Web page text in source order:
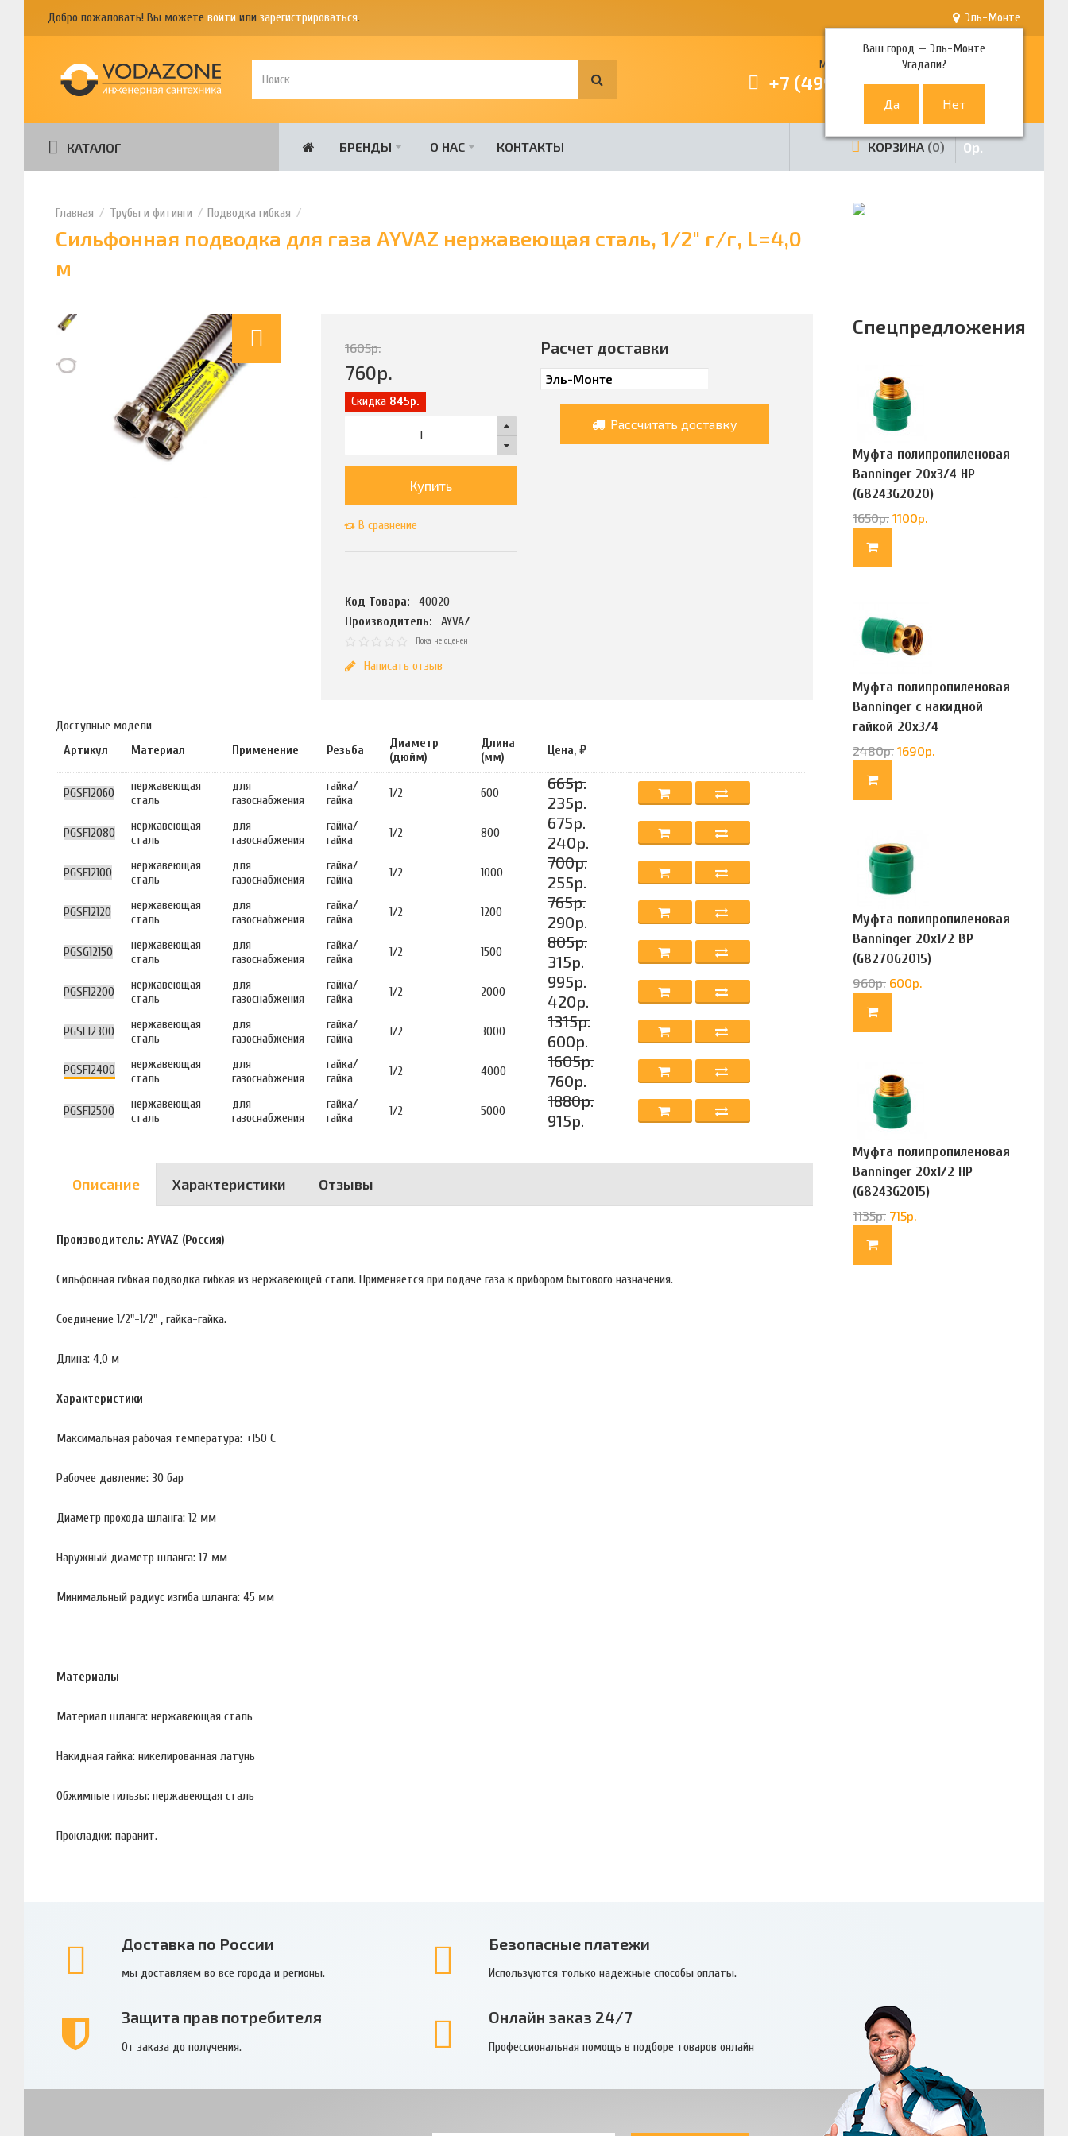
Добро пожаловать! Вы можете войти или зарегистрироваться. Эль-Монте
Ваш город —Эль-Монте
Угадали?
Многоканальный телефон
+7 (499) 380-80-80
КАТАЛОГ БРЕНДЫ О НАС КОНТАКТЫ КОРЗИНА 0 0р.
Трубы и фитинги Подводка гибкая
Сильфонная подводка для газа AYVAZ нержавеющая сталь, 1/2" г/г, L=4,0
м
1605р.
760р.
Скидка 845р.
Купить
В сравнение
Код Товара:
40020
Производитель:
AYVAZ
Пока не оценен
Написать отзыв
Расчет доставки
Рассчитать доставку
Доступные модели
Артикул
Материал Применение Резьба
Диаметр
(дюйм)
Длина
(мм)
Цена, ₽
PGSF12060
нержавеющая
сталь
для
газоснабжения
гайка/
гайка
1/2 600
665р.
235р.
PGSF12080
нержавеющая
сталь
для
газоснабжения
гайка/
гайка
1/2 800
675р.
240р.
PGSF12100
нержавеющая
сталь
для
газоснабжения
гайка/
гайка
1/2 1000
700р.
255р.
PGSF12120
нержавеющая
сталь
для
газоснабжения
гайка/
гайка
1/2 1200
765р.
290р.
PGSG12150
нержавеющая
сталь
для
газоснабжения
гайка/
гайка
1/2 1500
805р.
315р.
PGSF12200
нержавеющая
сталь
для
газоснабжения
гайка/
гайка
1/2 2000
995р.
420р.
PGSF12300
нержавеющая
сталь
для
газоснабжения
гайка/
гайка
1/2 3000
1315р.
600р.
PGSF12400
нержавеющая
сталь
для
газоснабжения
гайка/
гайка
1/2 4000
1605р.
760р.
PGSF12500
нержавеющая
сталь
для
газоснабжения
гайка/
гайка
1/2 5000
1880р.
915р.
Описание Характеристики Отзывы
Производитель: AYVAZ (Россия)
Сильфонная гибкая подводка гибкая из нержавеющей стали. Применяется при подаче газа к прибором бытового назначения.
Соединение 1/2"-1/2" , гайка-гайка.
Длина: 4,0 м
Характеристики
Максимальная рабочая температура: +150 С
Рабочее давление: 30 бар
Диаметр прохода шланга: 12 мм
Наружный диаметр шланга: 17 мм
Минимальный радиус изгиба шланга: 45 мм
Материалы
Материал шланга: нержавеющая сталь
Накидная гайка: никелированная латунь
Обжимные гильзы: нержавеющая сталь
Прокладки: паранит.
Спецпредложения
Муфта полипропиленовая
Banninger 20х3/4 НР
(G8243G2020)
1650р. 1100р.
Муфта полипропиленовая
Banninger с накидной
гайкой 20х3/4
(G83322020)
2480р. 1690р.
Муфта полипропиленовая
Banninger 20х1/2 ВР
(G8270G2015)
960р. 600р.
Муфта полипропиленовая
Banninger 20х1/2 НР
(G8243G2015)
1135р. 715р.
Доставка по России
мы доставляем во все города и регионы.
Безопасные платежи
Используются только надежные способы оплаты.
Защита прав потребителя
От заказа до получения.
Онлайн заказ 24/7
Профессиональная помощь в подборе товаров онлайн